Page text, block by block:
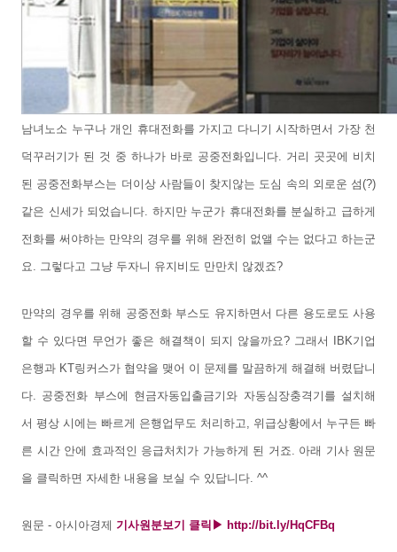
남녀노소 누구나 개인 휴대전화를 가지고 다니기 시작하면서 가장 천
덕꾸러기가 된 것 중 하나가 바로 공중전화입니다. 거리 곳곳에 비치
된 공중전화부스는 더이상 사람들이 찾지않는 도심 속의 외로운 섬(?)
같은 신세가 되었습니다. 하지만 누군가 휴대전화를 분실하고 급하게
전화를 써야하는 만약의 경우를 위해 완전히 없앨 수는 없다고 하는군
요. 그렇다고 그냥 두자니 유지비도 만만치 않겠죠?
만약의 경우를 위해 공중전화 부스도 유지하면서 다른 용도로도 사용
할 수 있다면 무언가 좋은 해결책이 되지 않을까요? 그래서 IBK기업
은행과 KT링커스가 협약을 맺어 이 문제를 말끔하게 해결해 버렸답니
다. 공중전화 부스에 현금자동입출금기와 자동심장충격기를 설치해
서 평상 시에는 빠르게 은행업무도 처리하고, 위급상황에서 누구든 빠
른 시간 안에 효과적인 응급처치가 가능하게 된 거죠. 아래 기사 원문
을 클릭하면 자세한 내용을 보실 수 있답니다. ^^
원문 - 아시아경제 기사원분보기 클릭▶ http://bit.ly/HqCFBq